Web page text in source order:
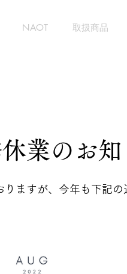
NAOT 取扱商品
業のお
ますが、今年も下記の